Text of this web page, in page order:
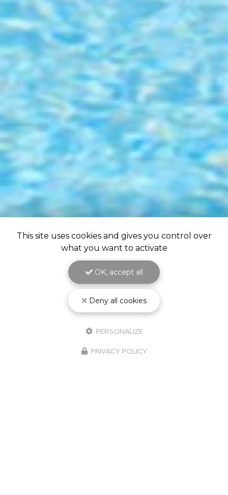
This site uses cookies and gives you control over
what you want to activate
OK, accept all
Deny all cookies
PERSONALIZE
PRIVACY POLICY